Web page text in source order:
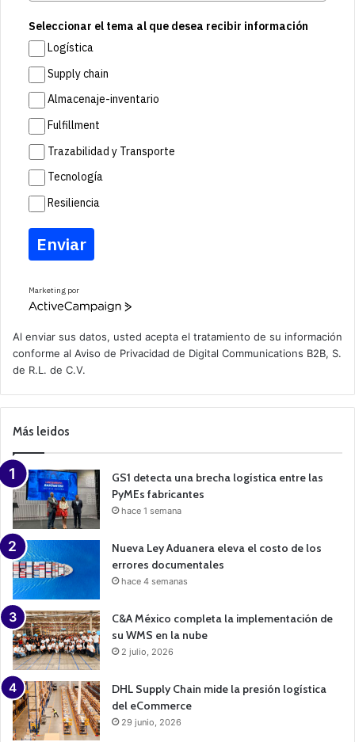
Seleccionar el tema al que desea recibir información
Logística
Supply chain
Almacenaje-inventario
Fulfillment
Trazabilidad y Transporte
Tecnología
Resiliencia
Enviar
Marketing por
A
v
e
a
m
a
n
Al enviar sus datos, usted acepta el tratamiento de su información
conforme al Aviso de Privacidad de Digital Communications B2B, S.
de R.L. de C.V.
Más leidos
GS1 detecta una brecha logística entre las
PyMEs fabricantes
hace 1 semana
Nueva Ley Aduanera eleva el costo de los
errores documentales
hace 4 semanas
C&A México completa la implementación de
su WMS en la nube
2 julio, 2026
DHL Supply Chain mide la presión logística
del eCommerce
29 junio, 2026